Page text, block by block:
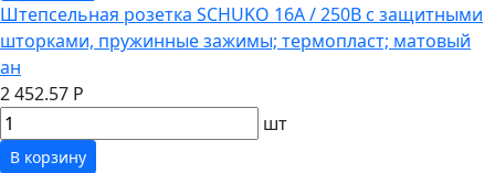
Штепсельная розетка SCHUKO 16А / 250В с защитными
шторками, пружинные зажимы; термопласт; матовый
ан
2 452.57 Р
шт
В корзину